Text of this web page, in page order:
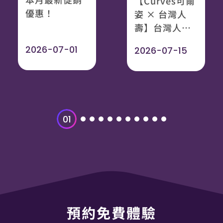
優惠！
2026-07-01
姿 × 台灣人
壽】台灣人壽
2026-07-15
01
預約免費體驗